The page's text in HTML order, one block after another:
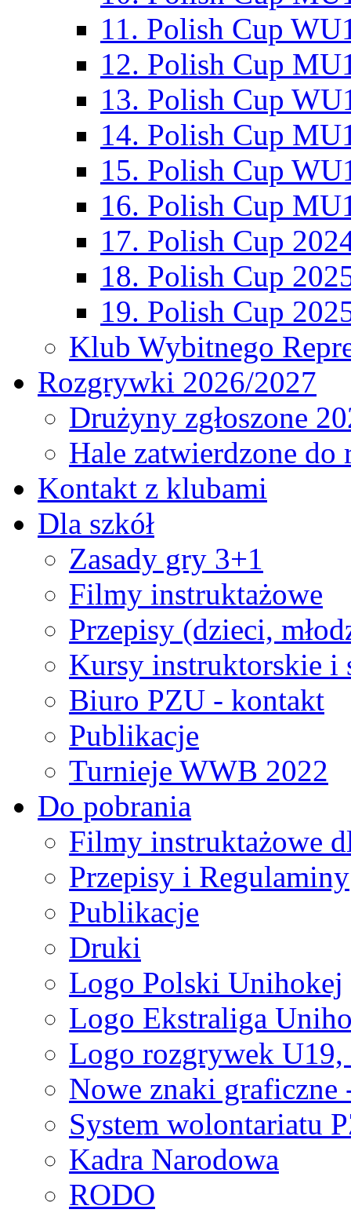
11. Polish Cup
12. Polish Cup
13. Polish Cup
14. Polish Cup
15. Polish Cup
16. Polish Cup
17. Polish Cup
18. Polish Cup
19. Polish Cup
Klub Wybitnego
Rozgrywki 2026/2027
Drużyny zgłoszone
Hale zatwierdzone
Kontakt z klubami
Dla szkół
Zasady gry 3+1
Filmy instruktażowe
Przepisy (dzieci,
Kursy instruktorskie i
Biuro PZU - kontakt
Publikacje
Turnieje WWB 2022
Do pobrania
Filmy instruktażowe
Przepisy i Regulaminy
Publikacje
Druki
Logo Polski Unihokej
Logo Ekstraliga
Logo rozgrywek
Nowe znaki graficzne
System wolontariatu
Kadra Narodowa
RODO